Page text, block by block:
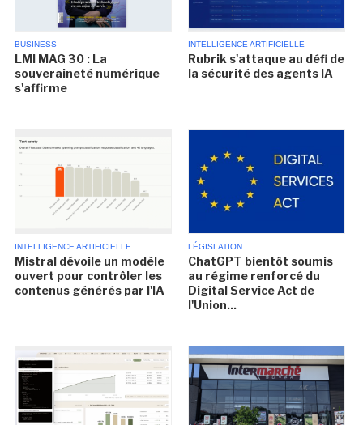
BUSINESS
LMI MAG 30 : La
souveraineté numérique
s'affirme
INTELLIGENCE ARTIFICIELLE
Rubrik s'attaque au défi de
la sécurité des agents IA
INTELLIGENCE ARTIFICIELLE
Mistral dévoile un modèle
ouvert pour contrôler les
contenus générés par l'IA
LÉGISLATION
ChatGPT bientôt soumis
au régime renforcé du
Digital Service Act de
l'Union...